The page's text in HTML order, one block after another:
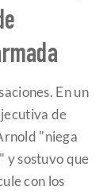
En un
de
"niega
y sostuvo que
con los